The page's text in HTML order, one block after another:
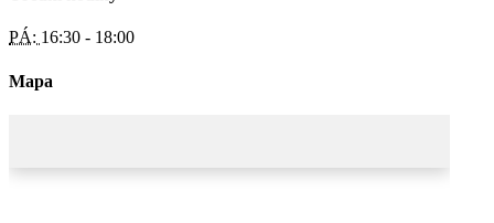
PÁ: 16:30 - 18:00
Mapa